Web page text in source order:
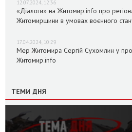
12.07.2024, 12:36
«Діалоги» на Житомир.info про
Житомирщини в умовах воєнного
17.04.2024, 10:29
Мер Житомира Сергій Сухомлин у
Житомир.info
ТЕМИ ДНЯ